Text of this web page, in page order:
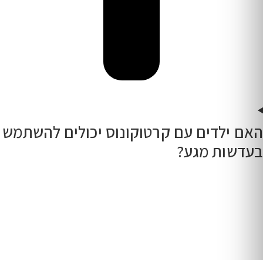
האם ילדים עם קרטוקונוס יכולים להשתמש
בעדשות מגע?